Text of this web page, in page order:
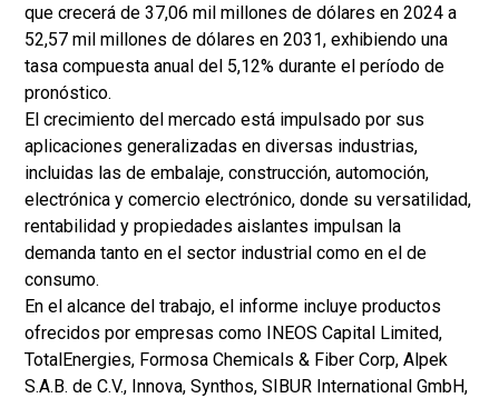
que crecerá de 37,06 mil millones de dólares en 2024 a
52,57 mil millones de dólares en 2031, exhibiendo una
tasa compuesta anual del 5,12% durante el período de
pronóstico.
El crecimiento del mercado está impulsado por sus
aplicaciones generalizadas en diversas industrias,
incluidas las de embalaje, construcción, automoción,
electrónica y comercio electrónico, donde su versatilidad,
rentabilidad y propiedades aislantes impulsan la
demanda tanto en el sector industrial como en el de
consumo.
En el alcance del trabajo, el informe incluye productos
ofrecidos por empresas como INEOS Capital Limited,
TotalEnergies, Formosa Chemicals & Fiber Corp, Alpek
S.A.B. de C.V., Innova, Synthos, SIBUR International GmbH,